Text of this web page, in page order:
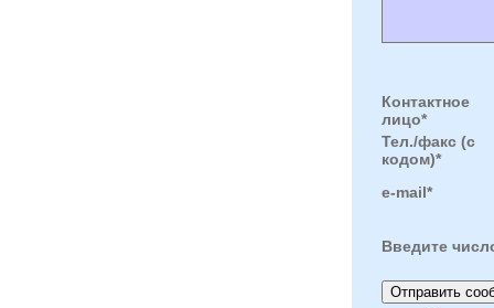
Контактное
лицо*
Тел./факс (с
кодом)*
e-mail*
Введите